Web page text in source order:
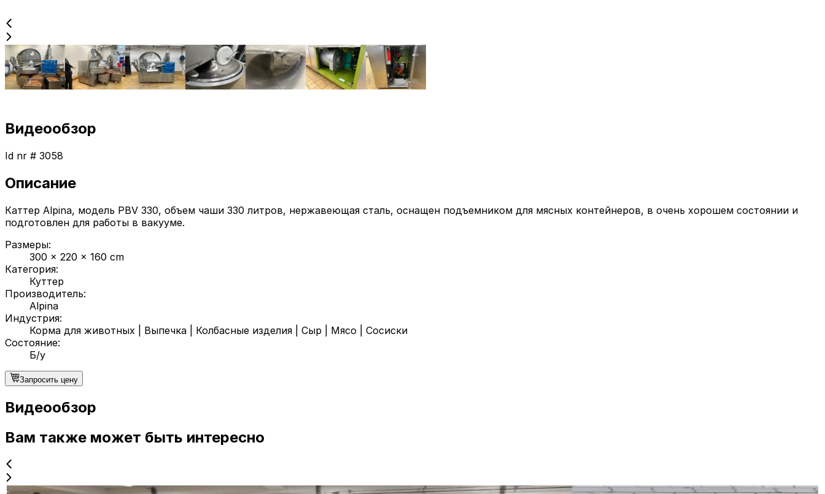
Видеообзор
Id nr # 3058
Описание
Каттер Alpina, модель PBV 330, объем чаши 330 литров, нержавеющая сталь, оснащен подъемником для мясных контейнеров, в очень хорошем состоянии и
подготовлен для работы в вакууме.
Размеры:
300 x 220 x 160 cm
Категория:
Куттер
Производитель:
Alpina
Индустрия:
Корма для животных
Выпечка Колбасные изделия Сыр Мясо
Сосиски
Состояние:
Б/у
Запросить цену
Видеообзор
Вам также может быть интересно
Б/у Б/у